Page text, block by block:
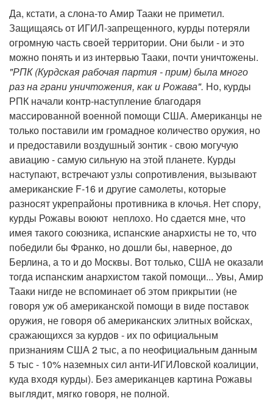
Да, кстати, а слона-то Амир Тааки не приметил.
Защищаясь от ИГИЛ-запрещенного, курды потеряли
огромную часть своей территории. Они были - и это
можно понять и из интервью Тааки, почти уничтожены.
"РПК (Курдская рабочая партия - прим) была много
раз на грани уничтожения, как и Рожава". Но, курды
РПК начали контр-наступление благодаря
массированной военной помощи США. Американцы не
только поставили им громадное количество оружия, но
и предоставили воздушный зонтик - свою могучую
авиацию - самую сильную на этой планете. Курды
наступают, встречают узлы сопротивления, вызывают
американские F-16 и другие самолеты, которые
разносят укрепрайоны противника в клочья. Нет спору,
курды Рожавы воюют неплохо. Но сдается мне, что
имея такого союзника, испанские анархисты не то, что
победили бы Франко, но дошли бы, наверное, до
Берлина, а то и до Москвы. Вот только, США не оказали
тогда испанским анархистом такой помощи... Увы, Амир
Тааки нигде не вспоминает об этом прикрытии (не
говоря уж об американской помощи в виде поставок
оружия, не говоря об американских элитных войсках,
сражающихся за курдов - их по официальным
признаниям США 2 тыс, а по неофициальным данным
5 тыс - 10% наземных сил анти-ИГИЛовской коалиции,
куда входя курды). Без американцев картина Рожавы
выглядит, мягко говоря, не полной.